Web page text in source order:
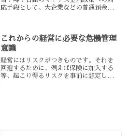
応手段として、大企業などの普通預金に
れば水準によっては事実上マ...
これからの経営に必要な危機管理
意識
経営にはリスクがつきものです。それを
回避するために、例えば保険に加入する
等、起こり得るリスクを事前に想定して